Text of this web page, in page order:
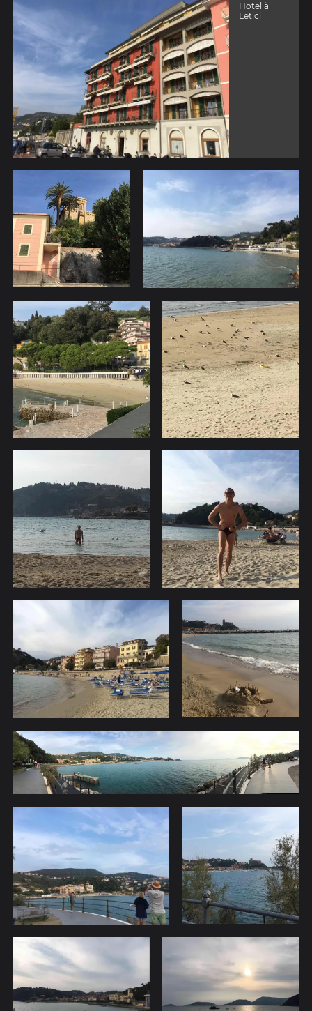
Hotel à
Letici